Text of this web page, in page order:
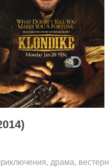
драма, вестерн